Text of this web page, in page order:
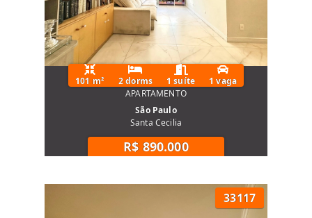
101 m² 2 dorms 1 suíte
1 vaga
APARTAMENTO
São Paulo
Santa Cecilia
R$ 890.000
33117